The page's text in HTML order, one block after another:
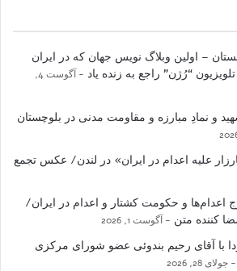
– اولین وبلاگ نویس جهان که در ایران
“رُژن” راجع به زنده یاد
آگوست 4,
و نمادِ مبارزه و مقاومت مدنی در بلوچستان
علیه اعدام در ایران» در لندن/ عکس تجمع
اعدام‌ها و حکومت کشتار و اعدام در ایران/
کننده متن
آگوست 1, 2026
با آقای رحیم بندوئی عضو شورای مرکزی
جولای 28, 2026